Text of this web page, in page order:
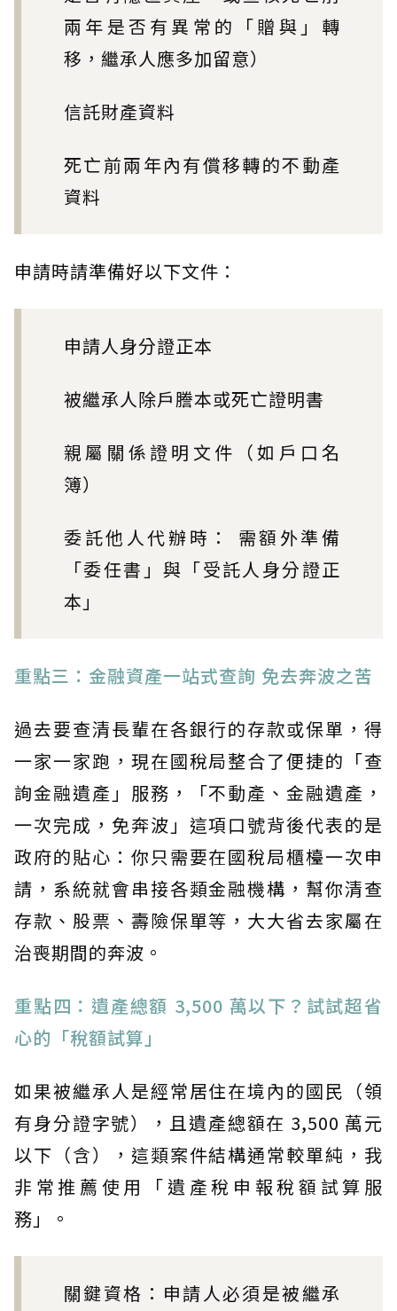
兩年是否有異常的「贈與」轉
移，繼承人應多加留意）
信託財產資料
死亡前兩年內有償移轉的不動產
資料
申請時請準備好以下文件：
申請人身分證正本
被繼承人除戶謄本或死亡證明書
親屬關係證明文件（如戶口名
簿）
委託他人代辦時： 需額外準備
「委任書」與「受託人身分證正
本」
重點三：金融資產一站式查詢 免去奔波之苦
過去要查清長輩在各銀行的存款或保單，得
一家一家跑，現在國稅局整合了便捷的「查
詢金融遺產」服務，「不動產、金融遺產，
一次完成，免奔波」這項口號背後代表的是
政府的貼心：你只需要在國稅局櫃檯一次申
請，系統就會串接各類金融機構，幫你清查
存款、股票、壽險保單等，大大省去家屬在
治喪期間的奔波。
重點四：遺產總額 3,500 萬以下？試試超省
心的「稅額試算」
如果被繼承人是經常居住在境內的國民（領
有身分證字號），且遺產總額在 3,500 萬元
以下（含），這類案件結構通常較單純，我
非常推薦使用「遺產稅申報稅額試算服
務」。
關鍵資格：申請人必須是被繼承